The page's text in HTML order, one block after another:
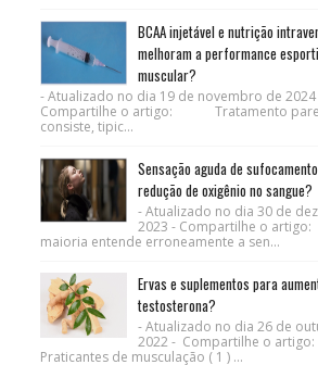
BCAA injetável e nutrição
melhoram a performance
muscular?
- Atualizado no dia 19 de novembro de 2024
Compartilhe o artigo: Tratamento
consiste, tipic...
Sensação aguda de
redução de oxigênio no sangue?
- Atualizado no dia 30 de
2023 - Compartilhe o
maioria entende erroneamente a sen...
Ervas e suplementos para
testosterona?
- Atualizado no dia 26 de
2022 - Compartilhe o
Praticantes de musculação ( 1 ) ...